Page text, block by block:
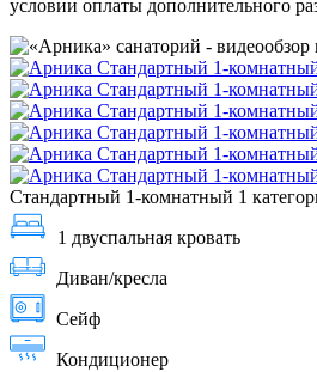
условии оплаты дополнительного
Стандартный 1-комнатный 1
1 двуспальная кровать
Диван/кресла
Сейф
Кондиционер